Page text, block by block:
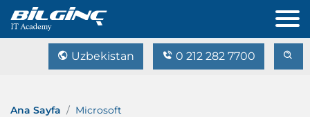
Uzbekistan 0 212 282 7700
Ana Sayfa Microsoft